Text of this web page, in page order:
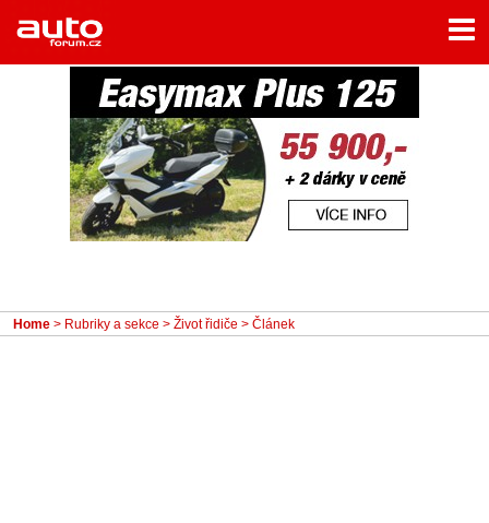
Home
Rubriky
- Jízdní dojmy a další testy
- Bleskovky
- Život řidiče
Home > Rubriky a sekce > Život řidiče > Článek